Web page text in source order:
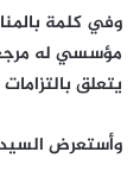
وفي كلمة
مؤسسي له
يتعلق بالتزامات
وأستعرض